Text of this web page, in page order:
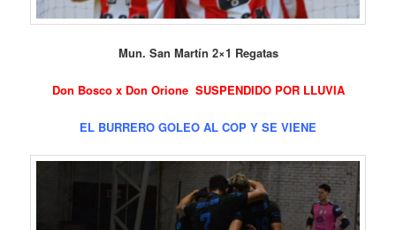
Mun. San Martín 2×1 Regatas
Don Bosco x Don Orione SUSPENDIDO POR LLUVIA
EL BURRERO GOLEO AL COP Y SE VIENE